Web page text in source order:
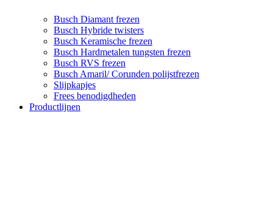
Busch Diamant frezen
Busch Hybride twisters
Busch Keramische frezen
Busch Hardmetalen tungsten frezen
Busch RVS frezen
Busch Amaril/ Corunden polijstfrezen
Slijpkapjes
Frees benodigdheden
Productlijnen